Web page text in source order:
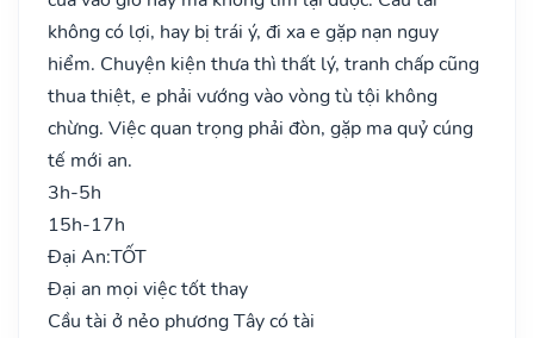
không có lợi, hay bị trái ý, đi xa e gặp nạn nguy
hiểm. Chuyện kiện thưa thì thất lý, tranh chấp cũng
thua thiệt, e phải vướng vào vòng tù tội không
chừng. Việc quan trọng phải đòn, gặp ma quỷ cúng
tế mới an.
3h-5h
15h-17h
Đại An:TỐT
Đại an mọi việc tốt thay
Cầu tài ở nẻo phương Tây có tài